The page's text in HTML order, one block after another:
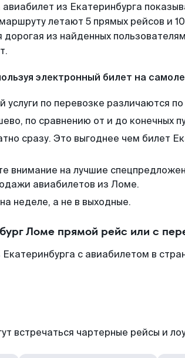
из Екатеринбурга
летают 5 прямых рейсов и
дорогая из найденных
электронный билет на
услуги по перевозке различаются
по сравнению от и до конечных
сразу. Это выгоднее чем билет
внимание на лучшие
авиабилетов из Ломе.
неделе, а не в выходные.
Ломе прямой рейс или с
с авиабилетом в
встречаться чартерные рейсы и